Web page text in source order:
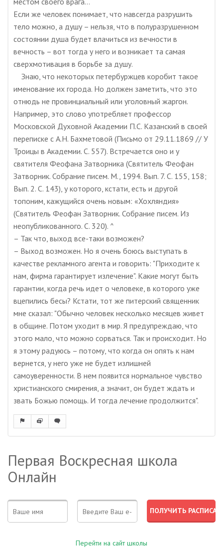
Если же человек понимает, что навсегда разрушить
тело можно, а душу – нельзя, что в полуразрушенном
состоянии душа будет влачиться из вечности в
вечность – вот тогда у него и возникает та самая
сверхмотивация в борьбе за душу.
Знаю, что некоторых петербуржцев коробит такое
именование их города. Но должен заметить, что это
отнюдь не провинциальный или уголовный жаргон.
Например, это слово употребляет профессор
Московской Духовной Академии П.С. Казанский в своей
переписке с А.Н. Бахметовой (Письмо от 29.11.1869 // У
Троицы в Академии. С. 557). Встречается оно и у
святителя Феофана Затворника (Святитель Феофан
Затворник. Собрание писем. М., 1994. Вып. 7. С. 155, 158;
Вып. 2. С. 143), у которого, кстати, есть и другой
топоним, кажущийся очень новым: «Хохляндия»
(Святитель Феофан Затворник. Собрание писем. Из
неопубликованного. С. 320). ^
– Так что, выход все-таки возможен?
– Выход возможен. Но я очень боюсь выступать в
качестве рекламного агента и говорить: "Приходите к
нам, фирма гарантирует излечение". Какие могут быть
гарантии, когда речь идет о человеке, в которого уже
вцепились бесы? Кстати, тот же питерский священник
мне сказал: "Обычно человек несколько месяцев живет
в общине. Потом уходит в мир. Я предупреждаю, что
этого мало, что можно сорваться. Так и происходит. Но
я этому радуюсь – потому, что когда он опять к нам
вернется, у него уже не будет излишней
самоуверенности. В нем появится нормальное чувство
христианского смирения, а значит, он будет ждать и
звать Божью помощь. И тогда лечение продолжится".
Первая Воскресная школа
Онлайн
Перейти на сайт школы